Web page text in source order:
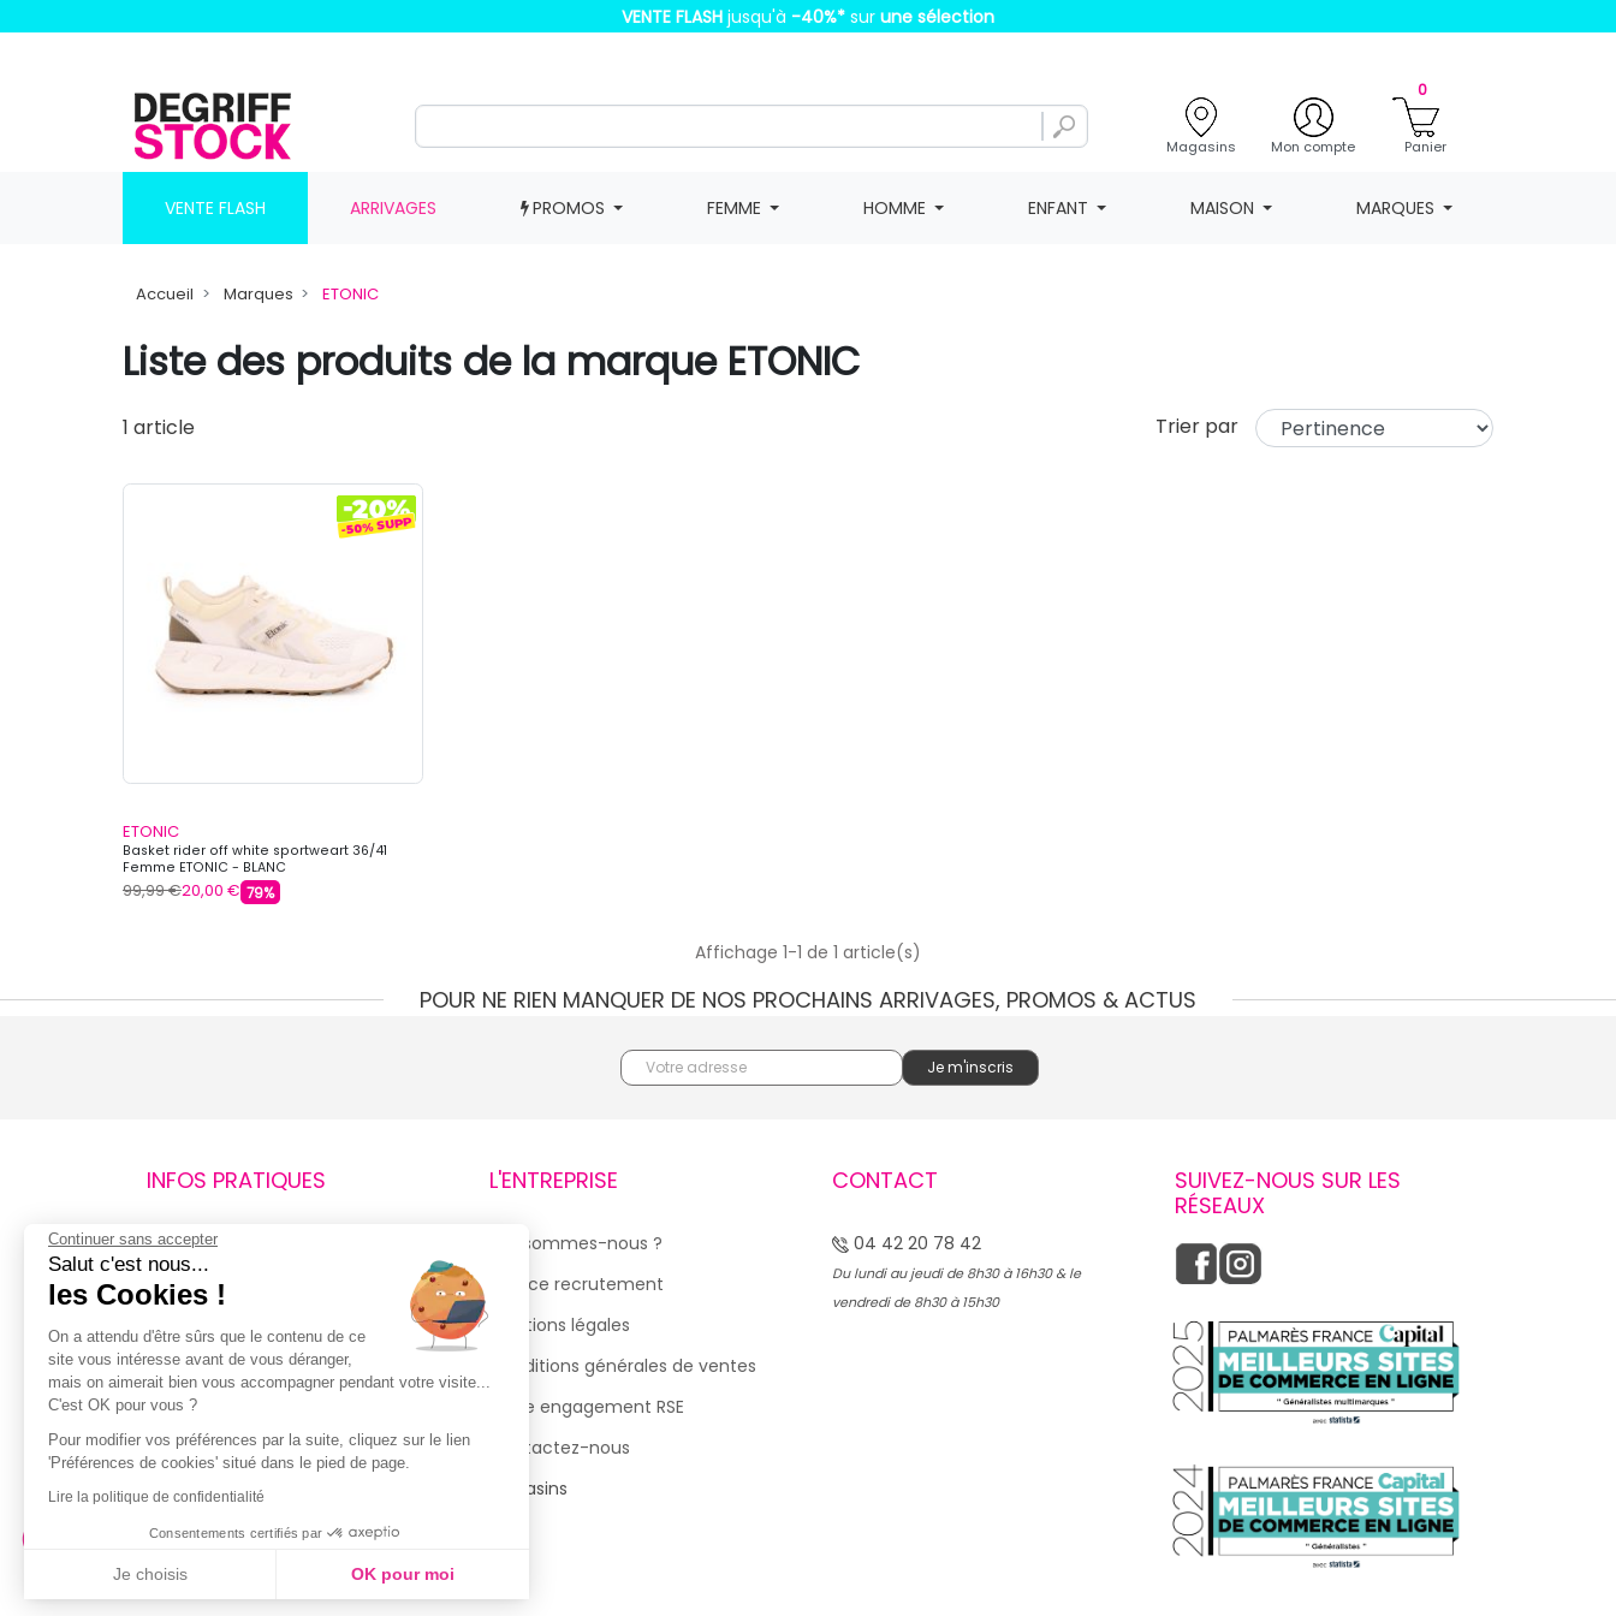
VENTE FLASH jusqu'à -40%* sur une sélection
Magasins Mon compte
0
Panier
VENTE FLASH ARRIVAGES PROMOS FEMME HOMME ENFANT MAISON MARQUES
Accueil Marques ETONIC
Liste des produits de la marque ETONIC
1 article Trier par
ETONIC
Basket rider off white sportweart 36/41
Femme ETONIC - BLANC
99,99 €20,00 € 79%
Affichage 1-1 de 1 article(s)
POUR NE RIEN MANQUER DE NOS PROCHAINS ARRIVAGES, PROMOS & ACTUS
INFOS PRATIQUES
Retours et remboursements
Suivi de commande
Livraisons
Guide des tailles
Politique de confidentialité
Conditions générales d’utilisation
de la Carte de Fidélité
L'ENTREPRISE
Qui sommes-nous ?
Espace recrutement
Mentions légales
Conditions générales de ventes
Notre engagement RSE
Contactez-nous
Magasins
CONTACT
04 42 20 78 42
Du lundi au jeudi de 8h30 à 16h30 & le
vendredi de 8h30 à 15h30
SUIVEZ-NOUS SUR LES
RÉSEAUX
Continuer sans accepter
Salut c'est nous...
les Cookies !
On a attendu d'être sûrs que le contenu de ce
site vous intéresse avant de vous déranger,
mais on aimerait bien vous accompagner pendant votre visite...
C'est OK pour vous ?
Pour modifier vos préférences par la suite, cliquez sur le lien
'Préférences de cookies' situé dans le pied de page.
Lire la politique de confidentialité
Consentements certifiés par
Je choisis OK pour moi